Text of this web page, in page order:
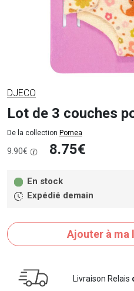
DJECO
Lot de 3 couches
De la collection Pomea
9.90€ 8.75€
En stock
Expédié demain
Ajouter à ma
Livraison Relais